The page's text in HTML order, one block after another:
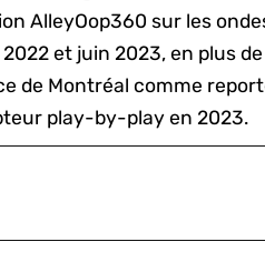
AlleyOop360 sur les
et juin 2023, en plus
de Montréal comme
play-by-play en 2023.